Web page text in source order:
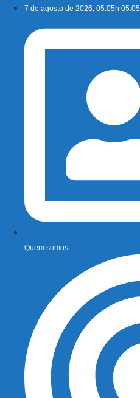
conteúdo
7 de agosto de 2026, 05:05h 05:05
Quem somos